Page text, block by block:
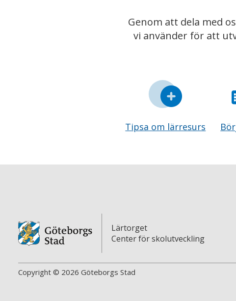
Genom att dela med
vi använder för att
Tipsa om lärresurs
Lärtorget
Center för skolutveckling
Copyright © 2026 Göteborgs Stad